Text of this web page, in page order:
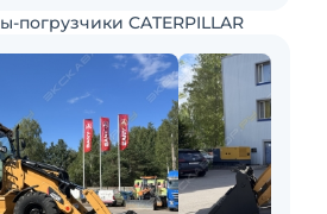
погрузчики CATERPILLAR